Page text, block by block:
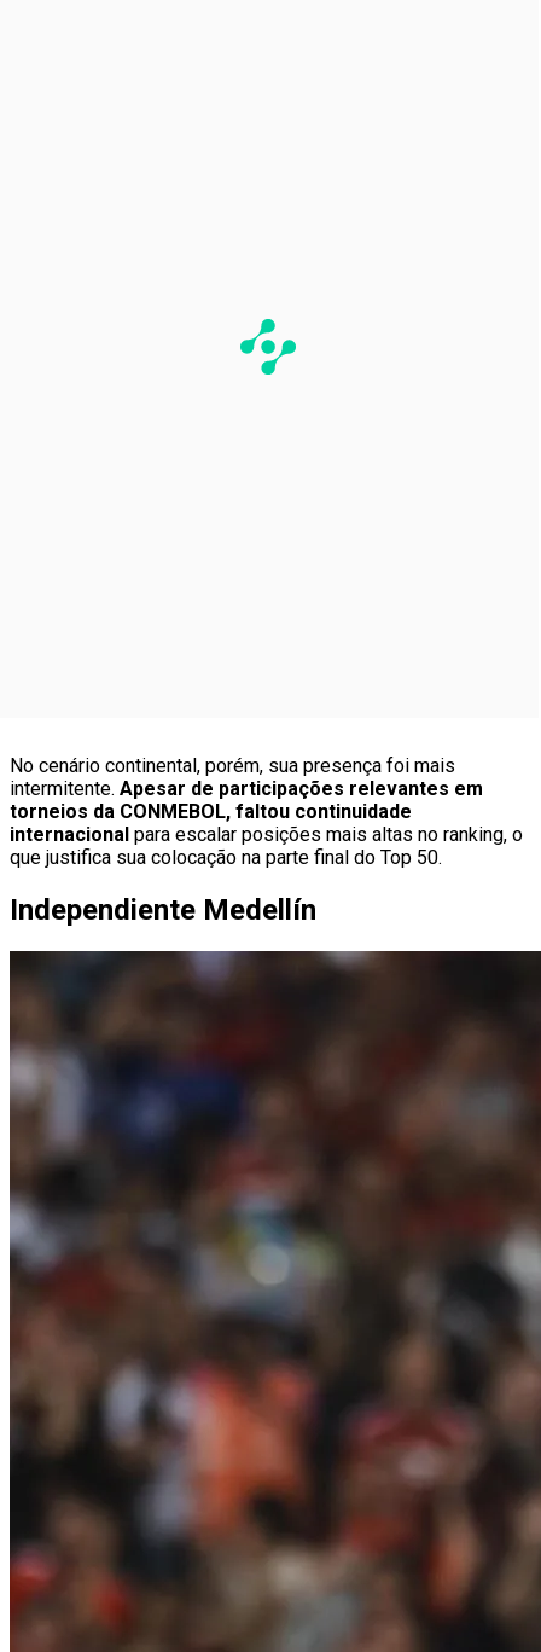
No cenário continental, porém, sua presença foi mais
intermitente. Apesar de participações relevantes em
torneios da CONMEBOL, faltou continuidade
internacional para escalar posições mais altas no ranking, o
que justifica sua colocação na parte final do Top 50.
Independiente Medellín